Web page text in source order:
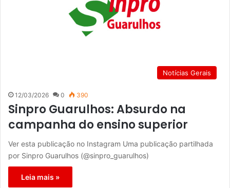
Notícias Gerais
12/03/2026 0 390
Sinpro Guarulhos: Absurdo na
campanha do ensino superior
Ver esta publicação no Instagram Uma publicação partilhada
por Sinpro Guarulhos (@sinpro_guarulhos)
Leia mais »